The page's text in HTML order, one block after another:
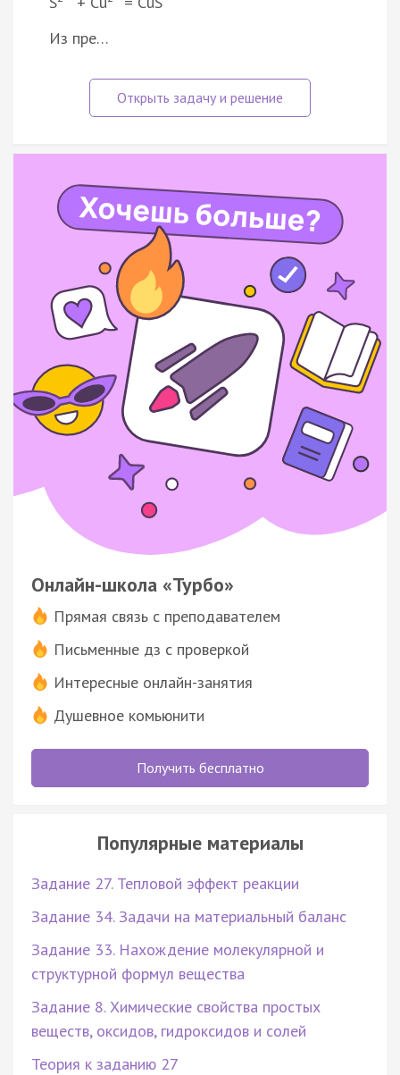
Из пре…
Онлайн-школа «Турбо»
Прямая связь с преподавателем
Письменные дз с проверкой
Интересные онлайн-занятия
Душевное комьюнити
Получить бесплатно
Популярные материалы
Задание 27. Тепловой эффект реакции
Задание 34. Задачи на материальный баланс
Задание 33. Нахождение молекулярной и
структурной формул вещества
Задание 8. Химические свойства простых
веществ, оксидов, гидроксидов и солей
Теория к заданию 27